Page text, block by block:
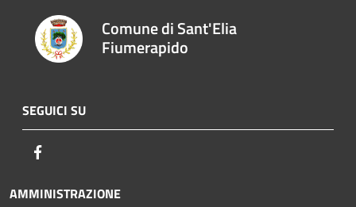
Comune di Sant'Elia
Fiumerapido
SEGUICI SU
AMMINISTRAZIONE